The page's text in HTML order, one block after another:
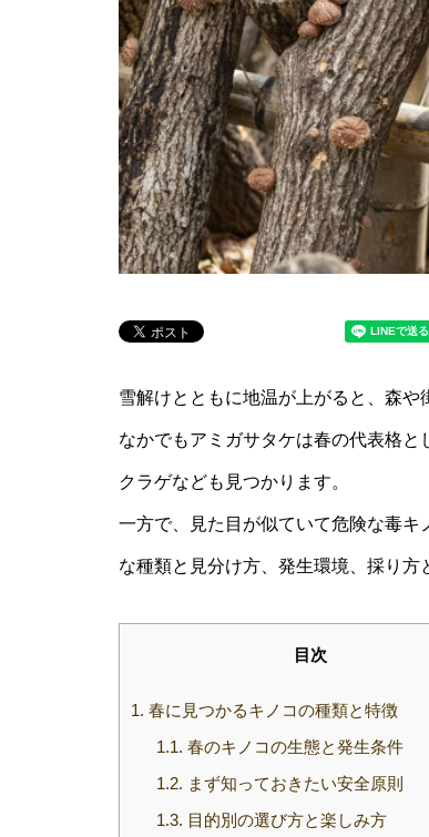
雪解けとともに地温が上がると、森や
なかでもアミガサタケは春の代表格
クラゲなども見つかります。
一方で、見た目が似ていて危険な毒
な種類と見分け方、発生環境、採り方
目次
1. 春に見つかるキノコの種類と特徴
1.1. 春のキノコの生態と発生条件
1.2. まず知っておきたい安全原則
1.3. 目的別の選び方と楽しみ方